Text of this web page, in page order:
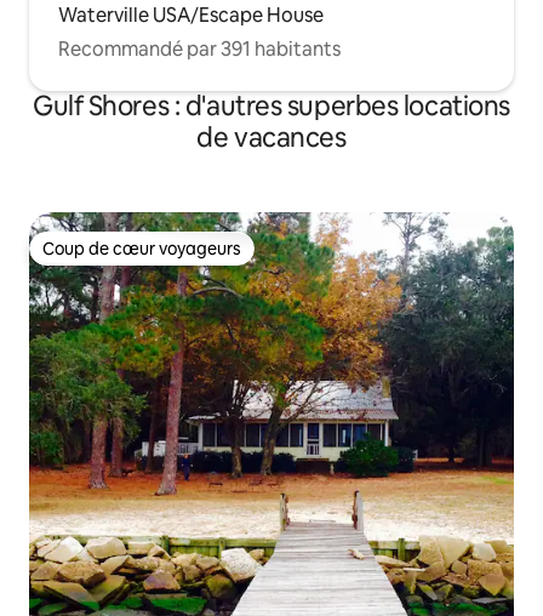
Waterville USA/Escape House
Recommandé par 391 habitants
Gulf Shores : d'autres superbes locations
de vacances
Coup de cœur voyageurs
Coup de cœur voyageurs